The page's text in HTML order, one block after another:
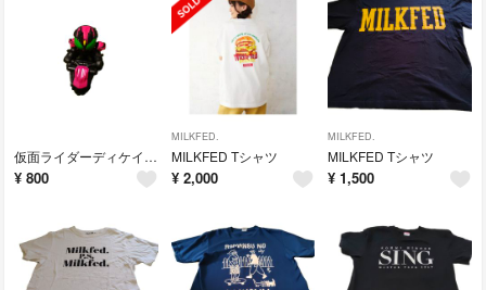
仮面ライダーディケイド フィギュア
¥ 800
MILKFED.
MILKFED Tシャツ
¥ 2,000
MILKFED.
MILKFED Tシャツ
¥ 1,500